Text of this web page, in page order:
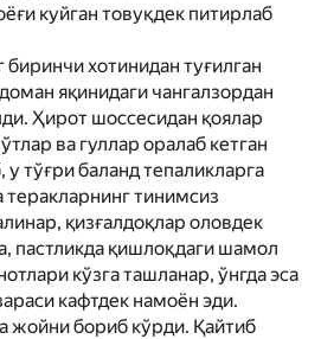
куйган товуқдек питирлаб
хотинидан туғилган
яқинидаги чангалзордан
Ҳирот шоссесидан қоялар
ва гуллар оралаб кетган
тўғри баланд тепаликларга
тинимсиз
қизғалдоқлар оловдек
пастликда қиш­лоқдаги шамол
кўзга ташланар, ўнгда эса
кафтдек намоён эди.
жойни бориб кўрди. Қайтиб